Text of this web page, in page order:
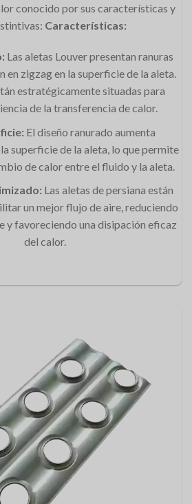
conocido por sus características y
Características:
Las aletas Louver presentan ranuras
en zigzag en la superficie de la aleta.
estratégicamente situadas para
de la transferencia de calor.
El diseño ranurado aumenta
superficie de la aleta, lo que permite
de calor entre el fluido y la aleta.
Las aletas de persiana están
un mejor flujo de aire, reduciendo
y favoreciendo una disipación eficaz
del calor.